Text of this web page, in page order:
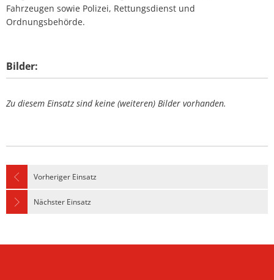
Fahrzeugen sowie Polizei, Rettungsdienst und
Ordnungsbehörde.
Bilder:
Zu diesem Einsatz sind keine (weiteren) Bilder vorhanden.
Vorheriger Einsatz
Nächster Einsatz